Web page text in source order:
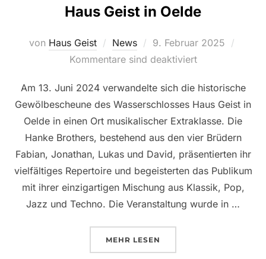
Haus Geist in Oelde
von Haus Geist News
Veröffentlicht
am
9. Februar 2025
Kommentare sind deaktiviert
Am 13. Juni 2024 verwandelte sich die historische
Gewölbescheune des Wasserschlosses Haus Geist in
Oelde in einen Ort musikalischer Extraklasse. Die
Hanke Brothers, bestehend aus den vier Brüdern
Fabian, Jonathan, Lukas und David, präsentierten ihr
vielfältiges Repertoire und begeisterten das Publikum
mit ihrer einzigartigen Mischung aus Klassik, Pop,
Jazz und Techno. Die Veranstaltung wurde in …
MEHR ÜBER „EIN
LESEN